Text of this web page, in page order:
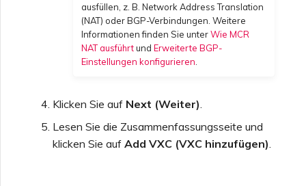
ausfüllen, z. B. Network Address Translation
(NAT) oder BGP-Verbindungen. Weitere
Informationen finden Sie unterWie MCR
NAT ausführtund Erweiterte BGP-
Einstellungen konfigurieren.
Klicken Sie auf Next (Weiter).
Lesen Sie die Zusammenfassungsseite und
klicken Sie auf Add VXC (VXC hinzufügen).